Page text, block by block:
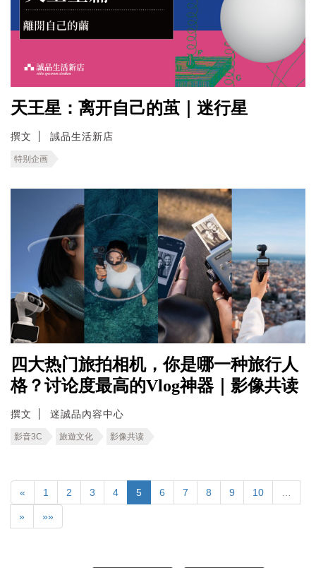
天王星：离开自己的茧｜迷行星
撰文 誠品生活新店
特别企画
四大热门旅拍相机，你是哪一种旅行人
格？讨论度最高的Vlog神器｜影像共读
撰文 迷誠品內容中心
影音3C 旅遊文化 影像共读
« 1 2 3 4 5 6 7 8 9 10
» »»